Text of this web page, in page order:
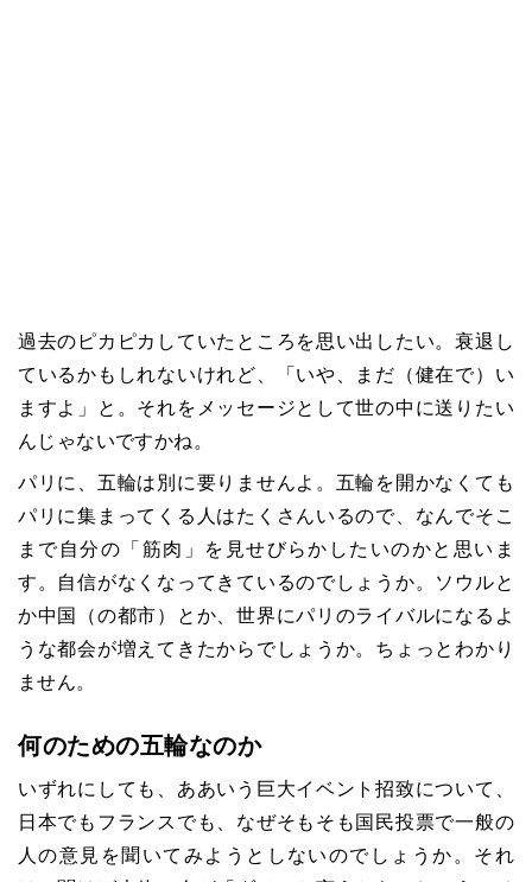
過去のピカピカしていたところを思い出したい。衰退し
ているかもしれないけれど、「いや、まだ（健在で）い
ますよ」と。それをメッセージとして世の中に送りたい
んじゃないですかね。
パリに、五輪は別に要りませんよ。五輪を開かなくても
パリに集まってくる人はたくさんいるので、なんでそこ
まで自分の「筋肉」を見せびらかしたいのかと思いま
す。自信がなくなってきているのでしょうか。ソウルと
か中国（の都市）とか、世界にパリのライバルになるよ
うな都会が増えてきたからでしょうか。ちょっとわかり
ません。
何のための五輪なのか
いずれにしても、ああいう巨大イベント招致について、
日本でもフランスでも、なぜそもそも国民投票で一般の
人の意見を聞いてみようとしないのでしょうか。それ